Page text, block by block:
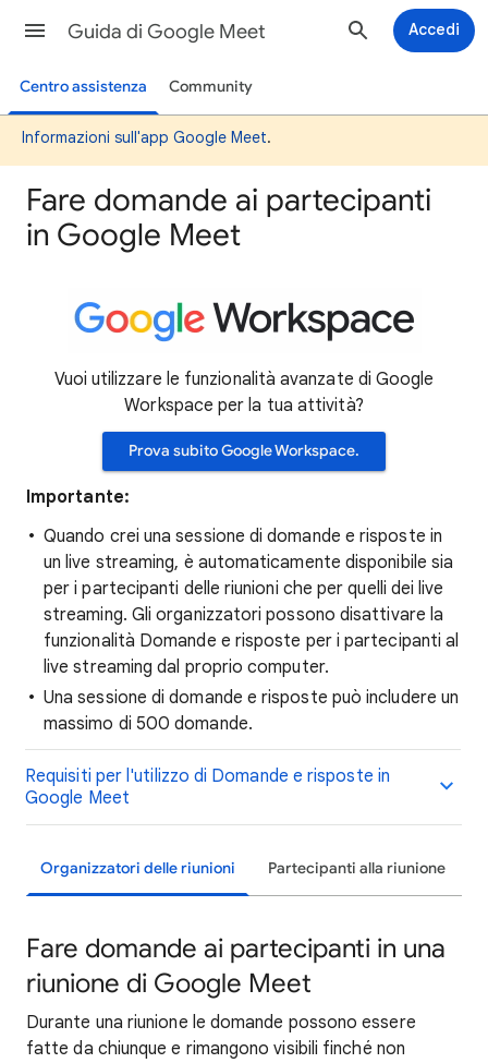
Guida di Google Meet Accedi
Centro assistenza Community
Informazioni sull'app Google Meet.
Fare domande ai partecipanti
in Google Meet
Vuoi utilizzare le funzionalità avanzate di Google
Workspace per la tua attività?
Prova subito Google Workspace.
Importante:
Quando crei una sessione di domande e risposte in
un live streaming, è automaticamente disponibile sia
per i partecipanti delle riunioni che per quelli dei live
streaming. Gli organizzatori possono disattivare la
funzionalità Domande e risposte per i partecipanti al
live streaming dal proprio computer.
Una sessione di domande e risposte può includere un
massimo di 500 domande.
Requisiti per l'utilizzo di Domande e risposte in
Google Meet
Organizzatori delle riunioni Partecipanti alla riunione
Fare domande ai partecipanti in una
riunione di Google Meet
Durante una riunione le domande possono essere
fatte da chiunque e rimangono visibili finché non